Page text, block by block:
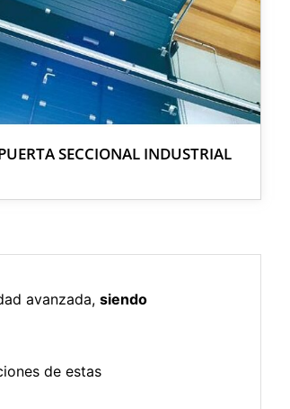
SECCIONAL INDUSTRIAL
avanzada, siendo
de estas